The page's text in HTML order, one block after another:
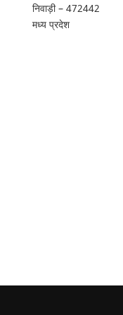
निवाड़ी – 472442
मध्य प्रदेश